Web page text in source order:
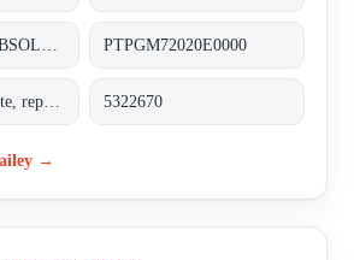
PTPGM72020E0000
5322670
→